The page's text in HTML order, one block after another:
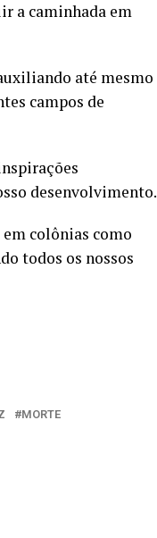
a caminhada em
até mesmo
campos de
desenvolvimento.
colônias como
todos os nossos
MORTE